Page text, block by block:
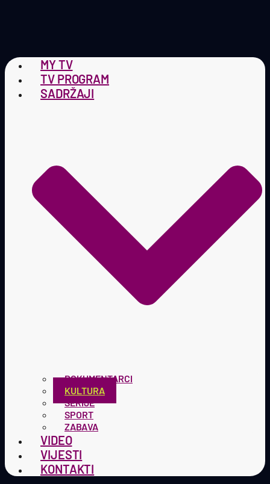
MY TV
TV PROGRAM
SADRŽAJI
DOKUMENTARCI
KULTURA
SERIJE
SPORT
ZABAVA
VIDEO
VIJESTI
KONTAKTI